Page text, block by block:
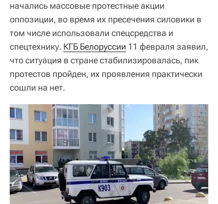
начались массовые протестные акции
оппозиции, во время их пресечения силовики в
том числе использовали спецсредства и
спецтехнику. КГБ Белоруссии 11 февраля заявил,
что ситуация в стране стабилизировалась, пик
протестов пройден, их проявления практически
сошли на нет.